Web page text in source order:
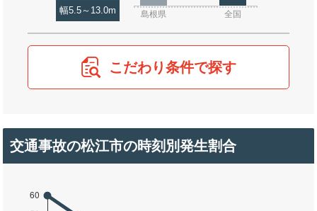
幅5.5～13.0m 島根県 全国
こだわり条件で探す
交通事故の松江市の時刻別発生割合